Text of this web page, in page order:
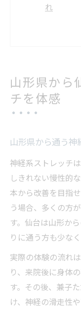
れ
兼子た
者の声
山形から
神経系ストレ
東北で
理学療法
性
神経系ス
兼子ただ
慢性痛やしび
なわけ
神経系ス
解説
山形県から
チを体感
山形県から通う神
神経系ストレッチ
しきれない慢性的
本から改善を目指
う場合、多くの方
す。仙台は山形か
りに通う方も少な
実際の体験の流れ
り、来院後に身体
す。その後、兼子
け、神経の滑走性